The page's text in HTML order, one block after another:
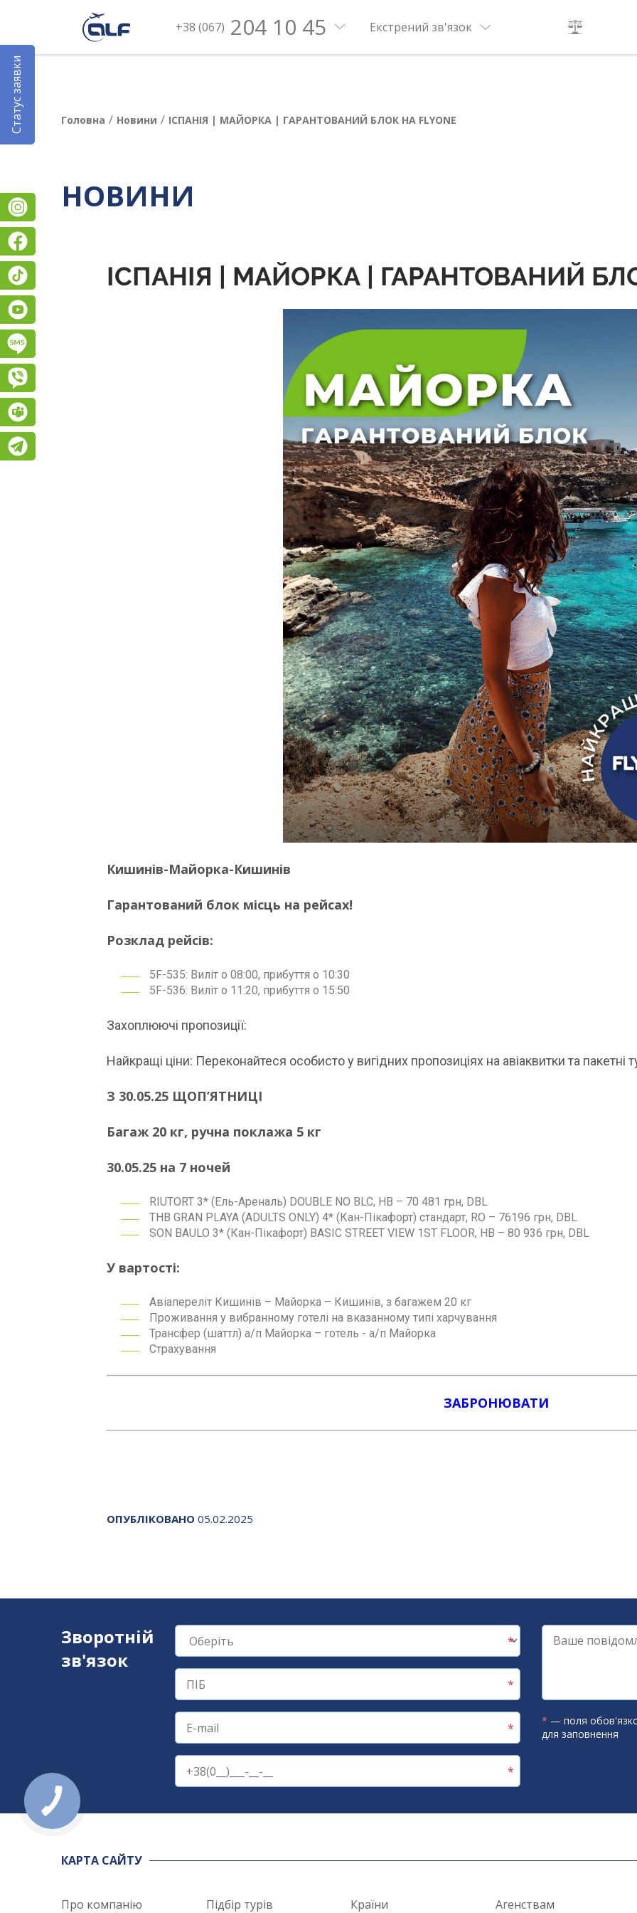
+38 (067) 204 10 45 Екстрений зв'язок
Статус заявки
Instagram
Головна / Новини / ІСПАНІЯ | МАЙОРКА | ГАРАНТОВАНИЙ БЛОК НА FLYONE
НОВИНИ
ІСПАНІЯ | МАЙОРКА | ГАРАНТОВАНИЙ
Кишинів-Майорка-Кишинів
Гарантований блок місць на рейсах!
Розклад рейсів:
5F-535: Виліт о 08:00, прибуття о 10:30
5F-536: Виліт о 11:20, прибуття о 15:50
Захоплюючі пропозиції:
Найкращі ціни: Переконайтеся особисто у вигідних пропозиціях на авіаквитки та пакетні
З 30.05.25 ЩОП’ЯТНИЦІ
Багаж 20 кг, ручна поклажа 5 кг
30.05.25 на 7 ночей
RIUTORT 3* (Ель-Ареналь) DOUBLE NO BLC, HB – 70 481 грн, DBL
THB GRAN PLAYA (ADULTS ONLY) 4* (Кан-Пікафорт) стандарт, RO – 76196 грн, DBL
SON BAULO 3* (Кан-Пікафорт) BASIC STREET VIEW 1ST FLOOR, HB – 80 936 грн, DBL
У вартості:
Авіапереліт Кишинів – Майорка – Кишинів, з багажем 20 кг
Проживання у вибранному готелі на вказанному типі харчування
Трансфер (шаттл) а/п Майорка – готель - а/п Майорка
Страхування
ЗАБРОНЮВАТИ
ОПУБЛІКОВАНО 05.02.2025
Зворотній
зв'язок
* — поля
для заповнення
КАРТА САЙТУ
Про компанію Підбір турів Країни Агенствам